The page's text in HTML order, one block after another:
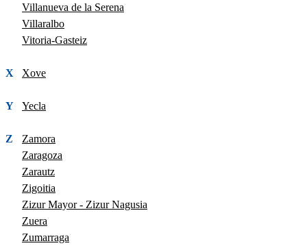
Villanueva de la Serena
Villaralbo
Vitoria-Gasteiz
X Xove
Y Yecla
Z
Zamora
Zaragoza
Zarautz
Zigoitia
Zizur Mayor - Zizur Nagusia
Zuera
Zumarraga